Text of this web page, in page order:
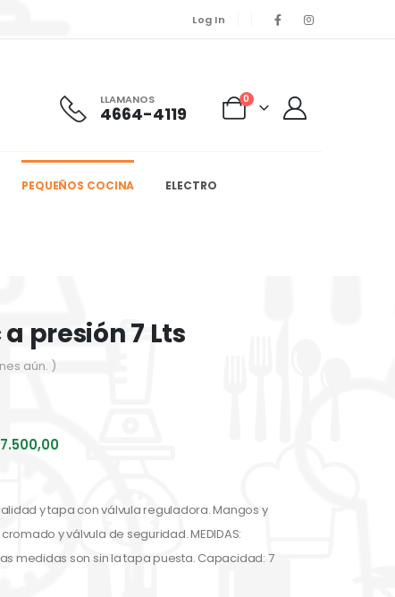
Log In
LLAMANOS
4664-4119
0
PEQUEÑOS COCINA ELECTRO
presión 7 Lts
aún. )
y tapa con válvula reguladora. Mangos y
y válvula de seguridad. MEDIDAS:
medidas son sin la tapa puesta. Capacidad: 7